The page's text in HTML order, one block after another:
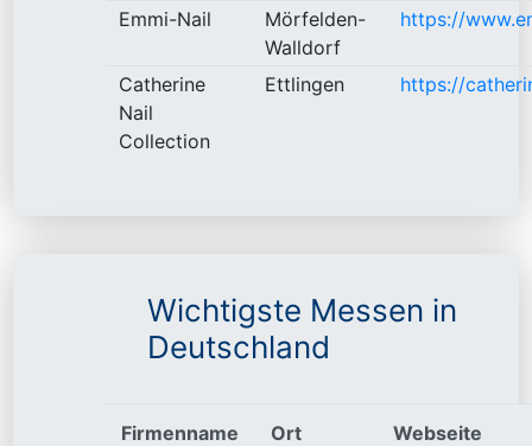
Emmi-Nail
Mörfelden-
Walldorf
https://
Catherine
Nail
Collection
Ettlingen https://
Wichtigste Messen in
Deutschland
Firmenname Ort Webseite